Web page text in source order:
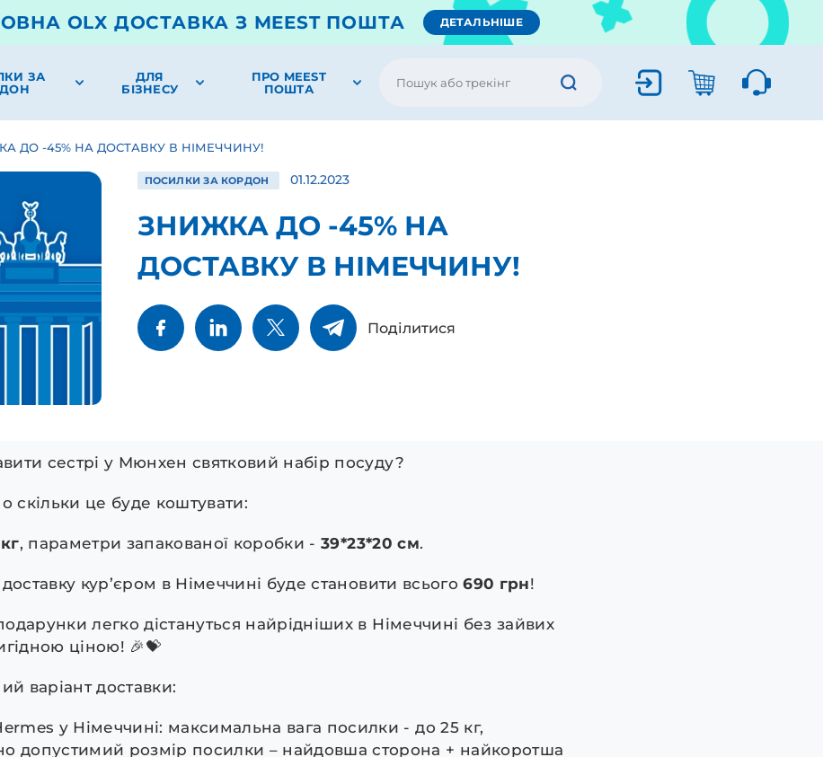
OLX ДОСТАВКА З MEEST ПОШТА ДЕТАЛЬНІШЕ
ЗА
ДЛЯ
БІЗНЕСУ
ПРО MEEST
ПОШТА
ДО -45% НА ДОСТАВКУ В НІМЕЧЧИНУ!
ПОСИЛКИ ЗА КОРДОН 01.12.2023
ЗНИЖКА ДО -45% НА
ДОСТАВКУ В НІМЕЧЧИНУ!
Поділитися
сестрі у Мюнхен святковий набір посуду?
скільки це буде коштувати:
, параметри запакованої коробки -39*23*20 см.
доставку кур’єром в Німеччині буде становити всього 690 грн!
легко дістануться найрідніших в Німеччині без зайвих
ціною! 🎉💝
варіант доставки:
у Німеччині: максимальна вага посилки - до 25 кг,
допустимий розмір посилки – найдовша сторона + найкоротша